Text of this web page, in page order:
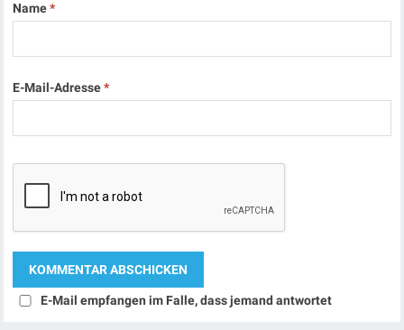
Name*
E-Mail-Adresse*
E-Mail empfangen im Falle, dass jemand antwortet